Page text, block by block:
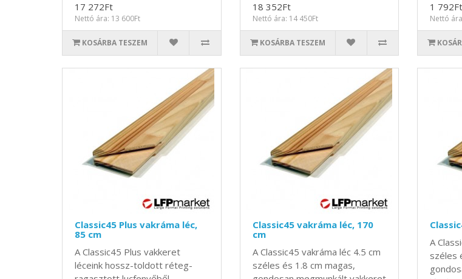
17 272Ft
Nettó ára: 13 600Ft
KOSÁRBA TESZEM
18 352Ft
Nettó ára: 14 450Ft
KOSÁRBA TESZEM
1 792Ft
Nettó
Classic45 Plus vakráma léc,
85 cm
A Classic45 Plus vakkeret
léceink hossz-toldott réteg-
Classic45 vakráma léc, 170
cm
A Classic45 vakráma léc 4.5 cm
széles és 1.8 cm magas,
A
széles